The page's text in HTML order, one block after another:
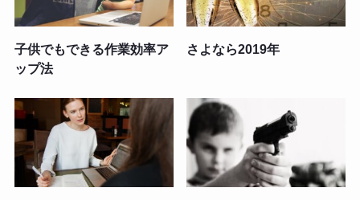
子供でもできる作業効率ア
ップ法
さよなら2019年